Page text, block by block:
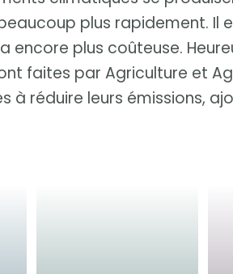
plus rapidement. Il
encore plus coûteuse.
faites par Agriculture et
à réduire leurs émissions,